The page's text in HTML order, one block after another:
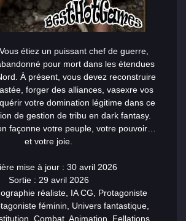
étiez un puissant chef de guerre,
pour mort dans les étendues
À présent, vous devez reconstruire
forger des alliances, vasexre vos
votre domination légitime dans ce
de gestion de tribu en dark fantasy.
façonne votre peuple, votre pouvoir…
et votre joie.
mise à jour : 30 avril 2026
Sortie : 29 avril 2026
réaliste, IA CG, Protagoniste
féminin, Univers fantastique,
Combat, Animation, Fellations,